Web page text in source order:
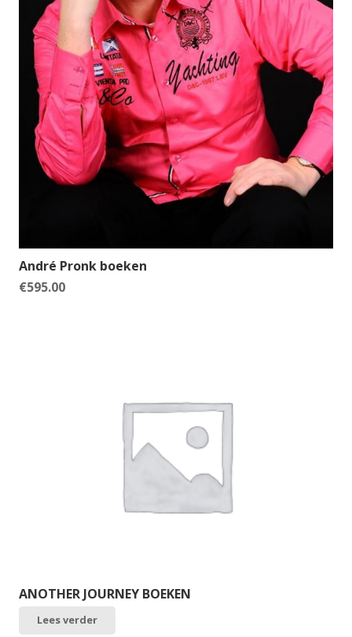
André Pronk boeken
€595.00
ANOTHER JOURNEY BOEKEN
Lees verder